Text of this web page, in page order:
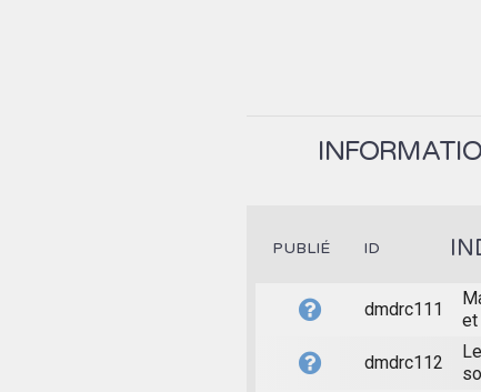
PUBLIÉ ID
dmdrc111
et
dmdrc112